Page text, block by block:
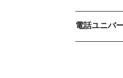
電話ユニバ